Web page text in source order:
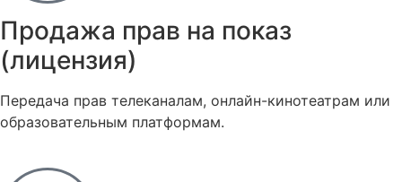
Продажа прав на показ
(лицензия)
Передача прав телеканалам, онлайн-кинотеатрам или
образовательным платформам.